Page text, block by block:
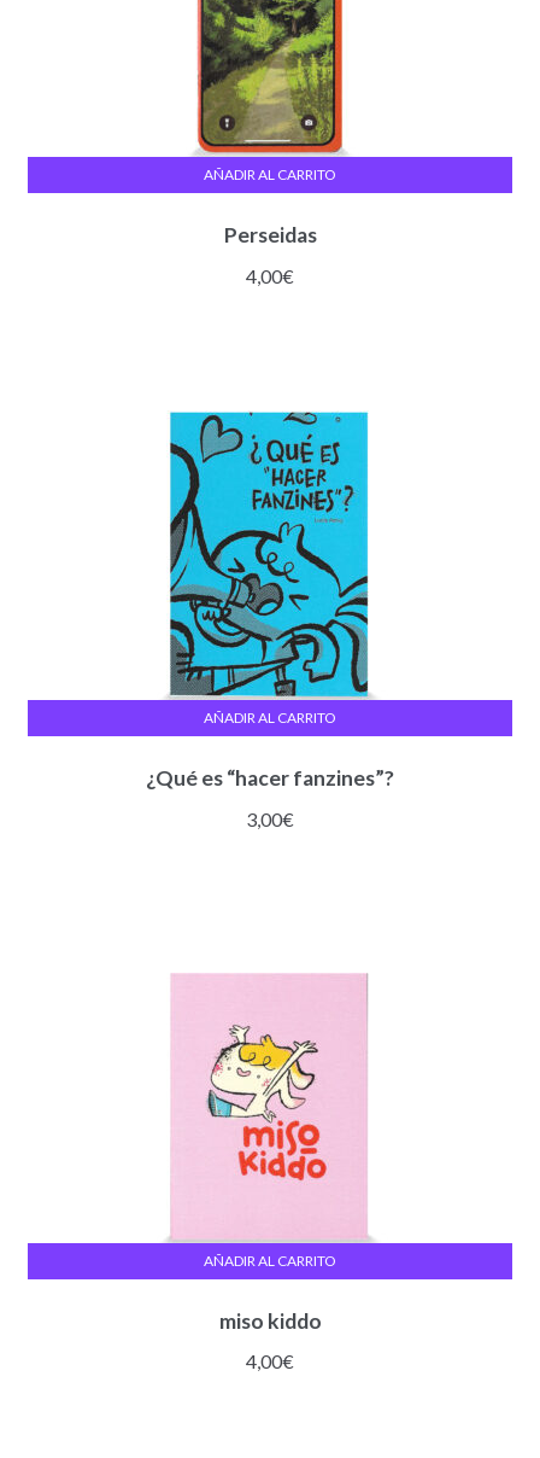
Perseidas
4,00€
AÑADIR AL CARRITO
¿Qué es “hacer fanzines”?
3,00€
AÑADIR AL CARRITO
miso kiddo
4,00€
AÑADIR AL CARRITO